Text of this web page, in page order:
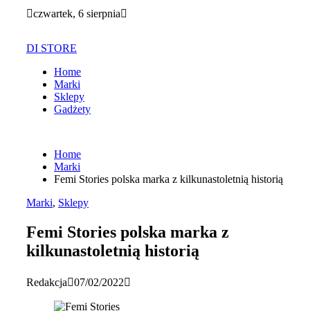
czwartek, 6 sierpnia
DI STORE
Home
Marki
Sklepy
Gadżety
Home
Marki
Femi Stories polska marka z kilkunastoletnią historią
Marki, Sklepy
Femi Stories polska marka z
kilkunastoletnią historią
Redakcja 07/02/2022